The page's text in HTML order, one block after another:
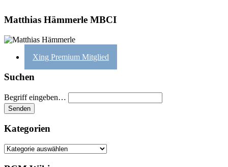
Matthias Hämmerle MBCI
Xing Premium Mitglied
Suchen
Begriff eingeben…
Kategorien
Kategorien